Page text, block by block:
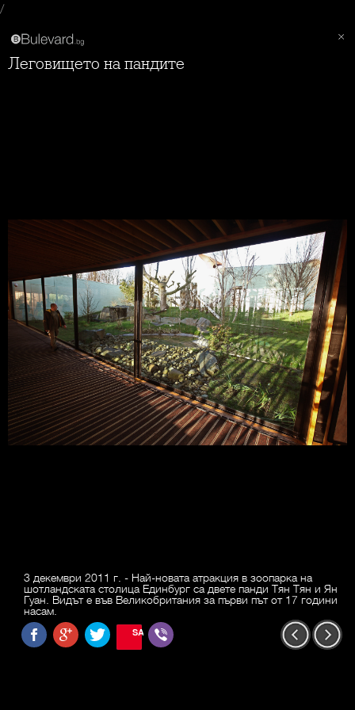
/
Леговището на пандите
3 декември 2011 г. - Най-новата атракция в зоопарка на
шотландската столица Единбург са двете панди Тян Тян и Ян
Гуан. Видът е във Великобритания за първи път от 17 години
насам.
SAVE